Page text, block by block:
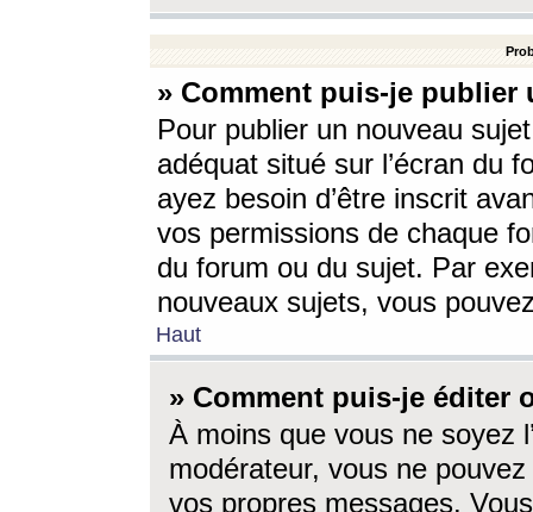
» Comment puis-je
Pour publier un nouveau
adéquat situé sur l’écran du
ayez besoin d’être inscrit
vos permissions de chaque
du forum ou du sujet. Par
nouveaux sujets, vous
Haut
» Comment puis-je éditer
À moins que vous ne soyez
modérateur, vous ne
vos propres messages.